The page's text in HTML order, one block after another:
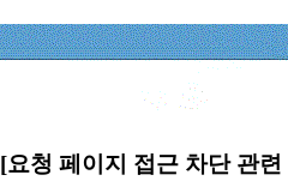
[요청 페이지 접근 차단 관